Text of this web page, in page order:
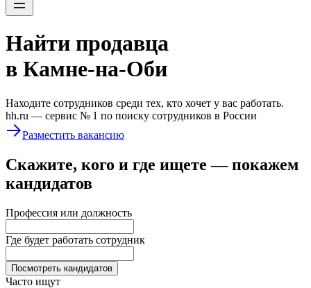
Найти продавца
в Камне-на-Оби
Находите сотрудников среди тех, кто хочет у вас работать.
hh.ru — сервис № 1 по поиску сотрудников в России
Разместить вакансию
Скажите, кого и где ищете — покажем
кандидатов
Профессия или должность
Где будет работать сотрудник
Посмотреть кандидатов
Часто ищут